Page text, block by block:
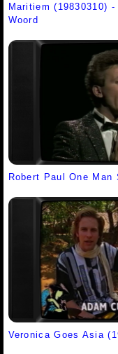
Maritiem (19830310)
Woord
Robert Paul One Man
Veronica Goes Asia